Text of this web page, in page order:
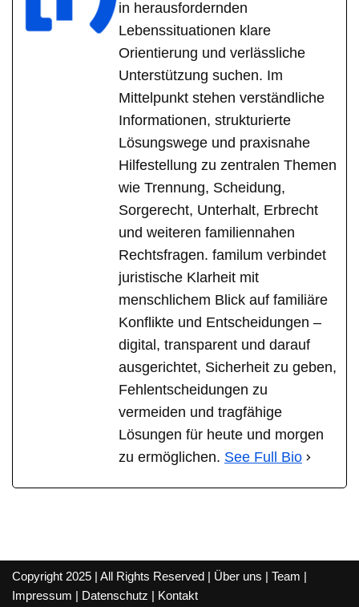
in herausfordernden
Lebenssituationen klare
Orientierung und verlässliche
Unterstützung suchen. Im
Mittelpunkt stehen verständliche
Informationen, strukturierte
Lösungswege und praxisnahe
Hilfestellung zu zentralen Themen
wie Trennung, Scheidung,
Sorgerecht, Unterhalt, Erbrecht
und weiteren familiennahen
Rechtsfragen. familum verbindet
juristische Klarheit mit
menschlichem Blick auf familiäre
Konflikte und Entscheidungen –
digital, transparent und darauf
ausgerichtet, Sicherheit zu geben,
Fehlentscheidungen zu
vermeiden und tragfähige
Lösungen für heute und morgen
zu ermöglichen. See Full Bio
Copyright 2025 | All Rights Reserved | Über uns | Team |
Impressum | Datenschutz | Kontakt